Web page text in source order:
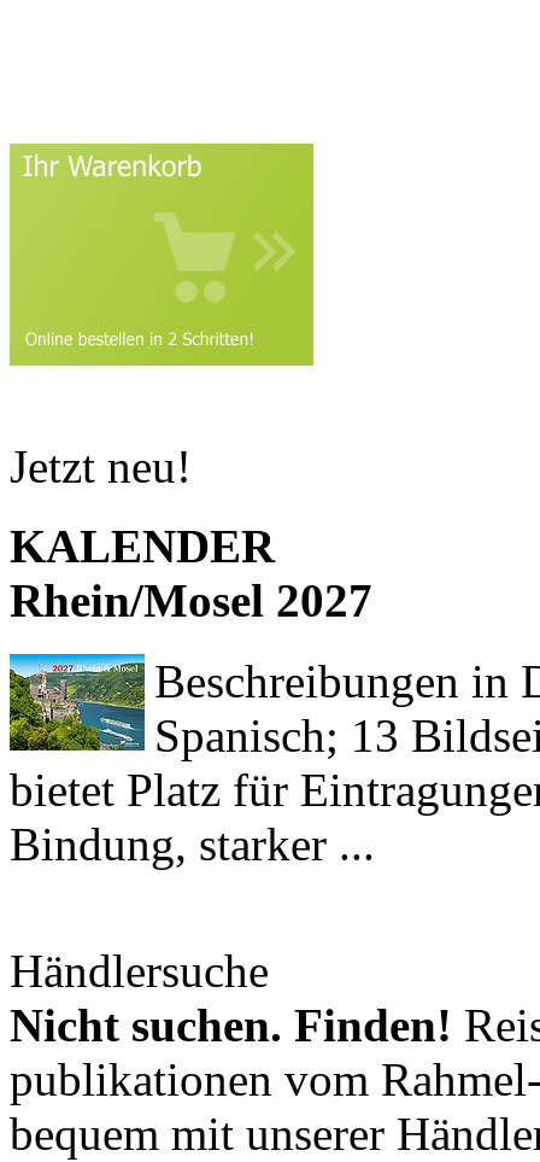
Jetzt neu!
KALENDER
Rhein/Mosel 2027
Beschreibungen in
Spanisch; 13
bietet Platz für
Bindung, starker ...
Händlersuche
Nicht suchen. Finden!
publikationen vom
bequem mit unserer